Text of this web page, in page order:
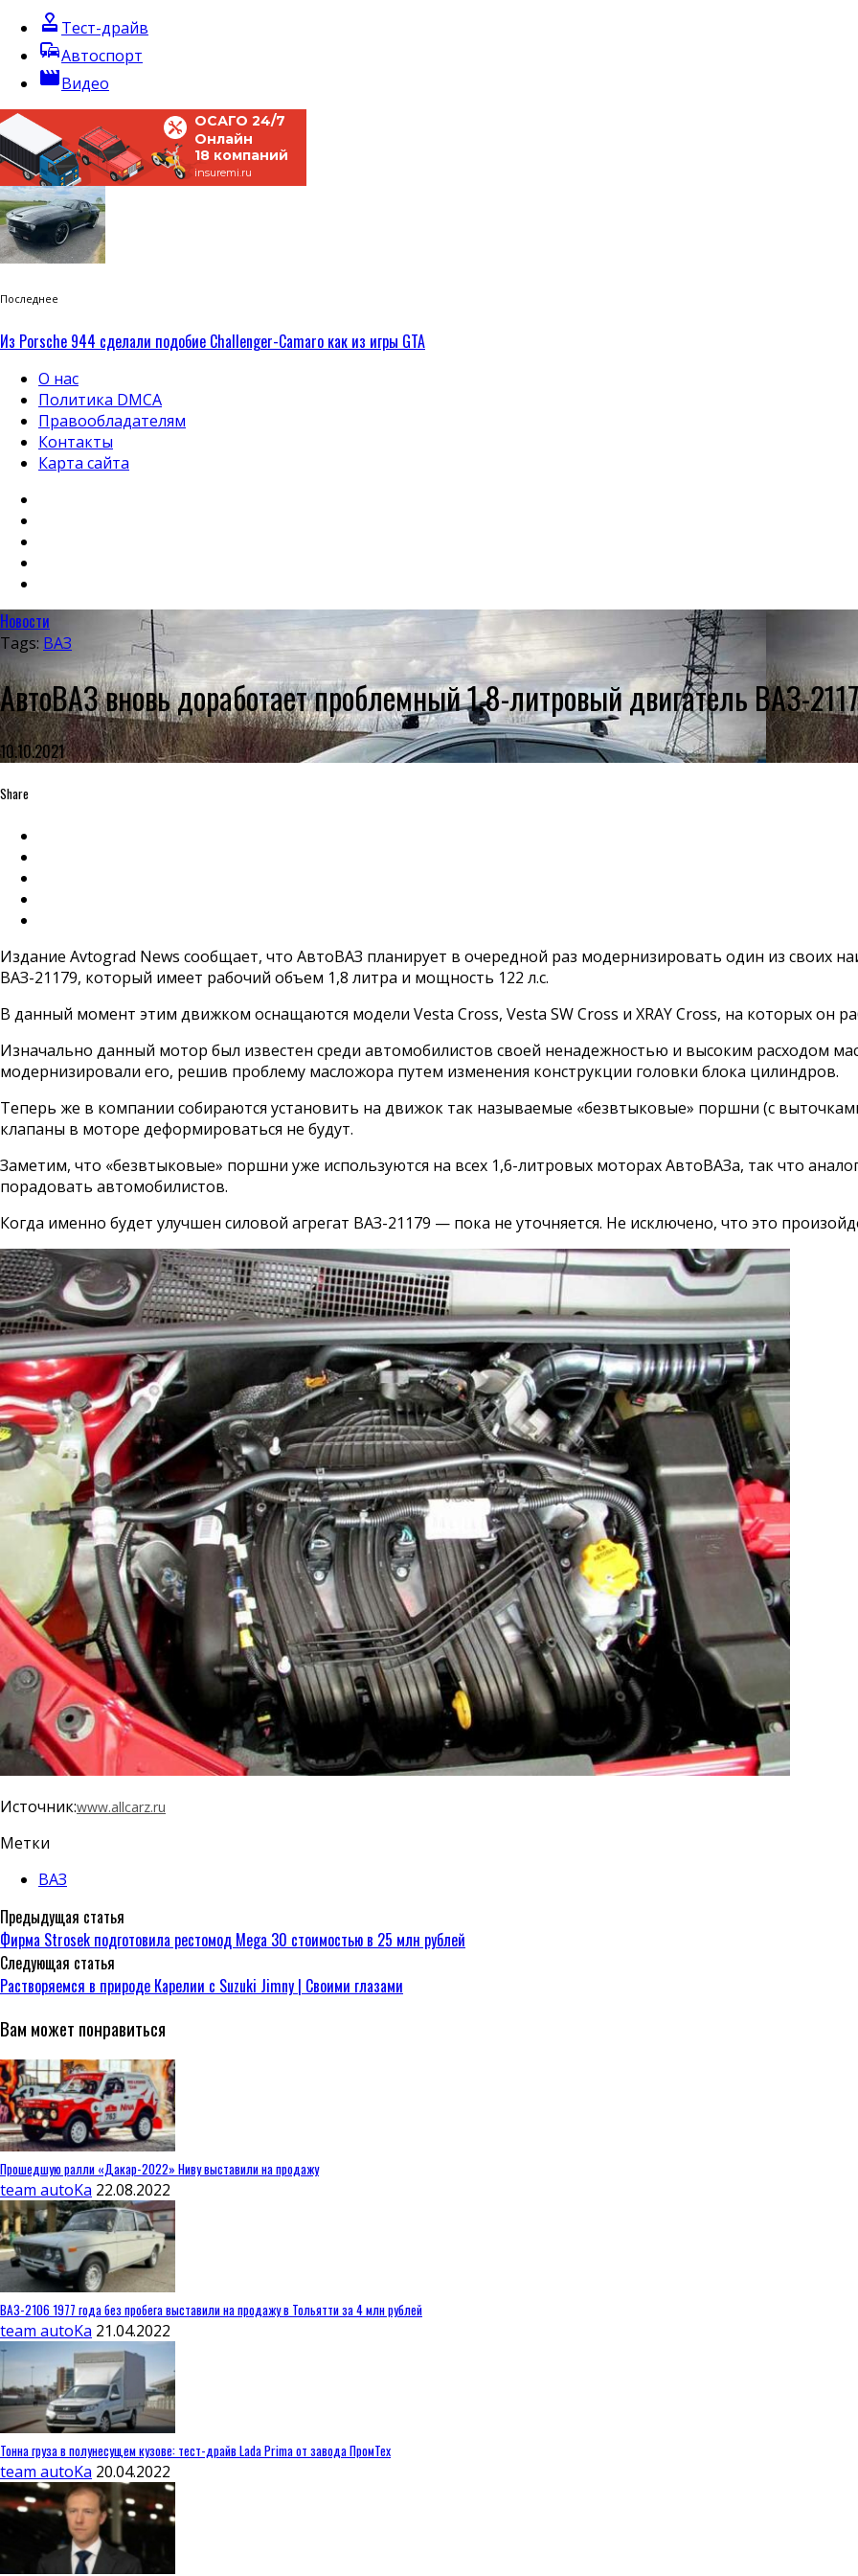
approval Тест-драйв
commuteАвтоспорт
movieВидео
ОСАГО 24/7
Онлайн
18 компаний
insuremi.ru
Последнее
Из Porsche 944 сделали подобие Challenger-Camaro как из игры GTA
О нас
Политика DMCA
Правообладателям
Контакты
Карта сайта
Новости
Tags: ВАЗ
АвтоВАЗ вновь доработает проблемный 1,8-литровый двигатель ВАЗ-
10.10.2021
Share
Издание Avtograd News сообщает, что АвтоВАЗ планирует в очередной раз модернизировать один из своих
ВАЗ-21179, который имеет рабочий объем 1,8 литра и мощность 122 л.с.
В данный момент этим движком оснащаются модели Vesta Cross, Vesta SW Cross и XRAY Cross, на которых он
Изначально данный мотор был известен среди автомобилистов своей ненадежностью и высоким расходом
модернизировали его, решив проблему масложора путем изменения конструкции головки блока цилиндров.
Теперь же в компании собираются установить на движок так называемые «безвтыковые» поршни (с
клапаны в моторе деформироваться не будут.
Заметим, что «безвтыковые» поршни уже используются на всех 1,6-литровых моторах АвтоВАЗа, так что
порадовать автомобилистов.
Когда именно будет улучшен силовой агрегат ВАЗ-21179 — пока не уточняется. Не исключено, что это
Источник:www.allcarz.ru
Метки
ВАЗ
Предыдущая статья
Фирма Strosek подготовила рестомод Mega 30 стоимостью в 25 млн рублей
Следующая статья
Растворяемся в природе Карелии с Suzuki Jimny | Своими глазами
Вам может понравиться
Прошедшую ралли «Дакар-2022» Ниву выставили на продажу
team autoKa 22.08.2022
ВАЗ-2106 1977 года без пробега выставили на продажу в Тольятти за 4 млн рублей
team autoKa 21.04.2022
Тонна груза в полунесущем кузове: тест-драйв Lada Prima от завода ПромТех
team autoKa 20.04.2022